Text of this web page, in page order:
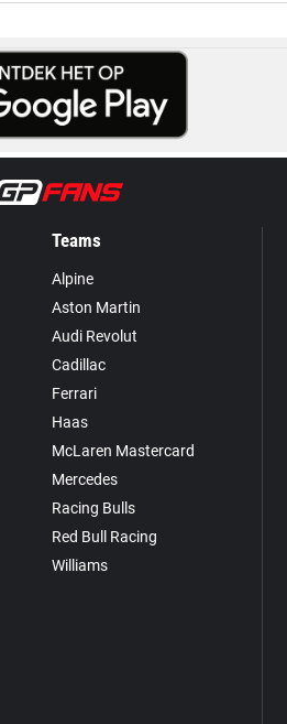
Teams
Alpine
Aston Martin
Audi Revolut
Cadillac
Ferrari
Haas
McLaren Mastercard
Mercedes
Racing Bulls
Red Bull Racing
Williams